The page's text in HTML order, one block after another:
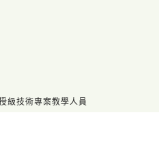
級技術專案教學人員